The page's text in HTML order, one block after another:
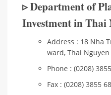
▹ Department of
Investment in Thai
Address : 18 Nha
ward, Thai
Phone : (0208)
Fax : (0208) 3855